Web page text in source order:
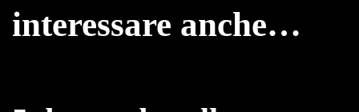
interessare anche…